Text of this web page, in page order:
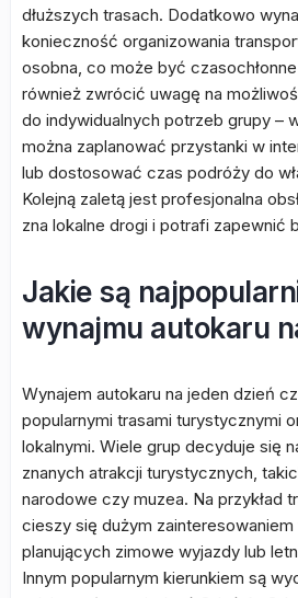
dłuższych trasach. Dodatkowo
konieczność organizowania
osobna, co może być
również zwrócić uwagę na
do indywidualnych potrzeb grupy –
można zaplanować przystanki w
lub dostosować czas podróży do
Kolejną zaletą jest profesjonalna
zna lokalne drogi i potrafi zapewnić
Jakie są
wynajmu autokaru
Wynajem autokaru na jeden dzień
popularnymi trasami turystycznymi
lokalnymi. Wiele grup decyduje się
znanych atrakcji turystycznych,
narodowe czy muzea. Na przykład
cieszy się dużym
planujących zimowe wyjazdy lub
Innym popularnym kierunkiem są